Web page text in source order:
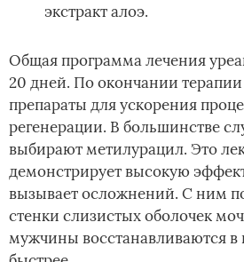
экстракт алоэ.
Общая программа лечения
20 дней. По окончании
препараты для ускорения
регенерации. В большинстве
выбирают метилурацил. Это
демонстрирует высокую
вызывает осложнений. С ним
стенки слизистых оболочек
мужчины восстанавливаются в